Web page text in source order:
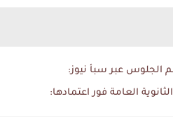
العامة فور اعتمادها: